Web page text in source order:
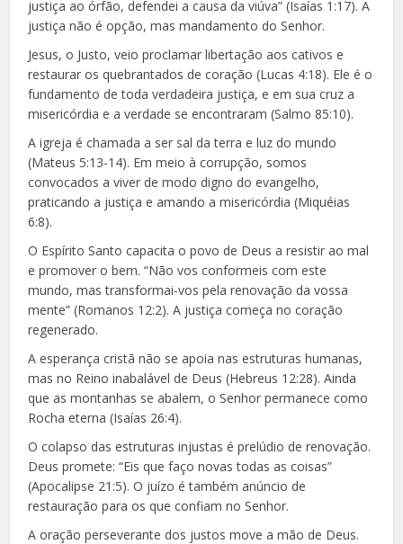
justiça ao órfão, defendei a causa da viúva” (Isaías 1:17). A
justiça não é opção, mas mandamento do Senhor.
Jesus, o Justo, veio proclamar libertação aos cativos e
restaurar os quebrantados de coração (Lucas 4:18). Ele é o
fundamento de toda verdadeira justiça, e em sua cruz a
misericórdia e a verdade se encontraram (Salmo 85:10).
A igreja é chamada a ser sal da terra e luz do mundo
(Mateus 5:13-14). Em meio à corrupção, somos
convocados a viver de modo digno do evangelho,
praticando a justiça e amando a misericórdia (Miquéias
6:8).
O Espírito Santo capacita o povo de Deus a resistir ao mal
e promover o bem. “Não vos conformeis com este
mundo, mas transformai-vos pela renovação da vossa
mente” (Romanos 12:2). A justiça começa no coração
regenerado.
A esperança cristã não se apoia nas estruturas humanas,
mas no Reino inabalável de Deus (Hebreus 12:28). Ainda
que as montanhas se abalem, o Senhor permanece como
Rocha eterna (Isaías 26:4).
O colapso das estruturas injustas é prelúdio de renovação.
Deus promete: “Eis que faço novas todas as coisas”
(Apocalipse 21:5). O juízo é também anúncio de
restauração para os que confiam no Senhor.
A oração perseverante dos justos move a mão de Deus.